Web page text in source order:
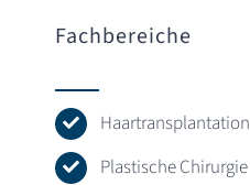
Fachbereiche
Haartransplantation
Plastische Chirurgie